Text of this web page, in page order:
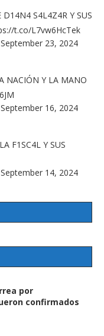
S4L4Z4R Y SUS
t.co/L7vw6HcTek
September 23, 2024
NACIÓN Y LA MANO
September 16, 2024
F1SC4L Y SUS
September 14, 2024
por
confirmados